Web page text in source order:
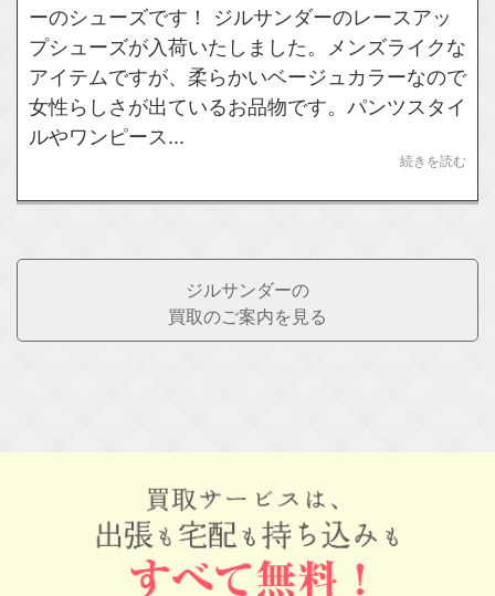
ーのシューズです！ ジルサンダーのレースアッ
プシューズが入荷いたしました。メンズライクな
アイテムですが、柔らかいベージュカラーなので
女性らしさが出ているお品物です。パンツスタイ
ルやワンピース...
続きを読む
ジルサンダーの
買取のご案内を見る